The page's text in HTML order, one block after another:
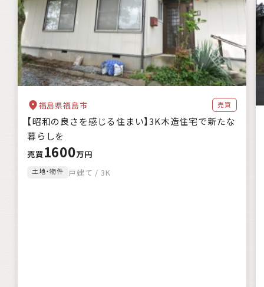
福島県福島市 売買
【昭和の良さを感じる住まい】3K木造住宅で新たな
暮らしを
売買 1600万円
土地・物件 戸建て / 3K